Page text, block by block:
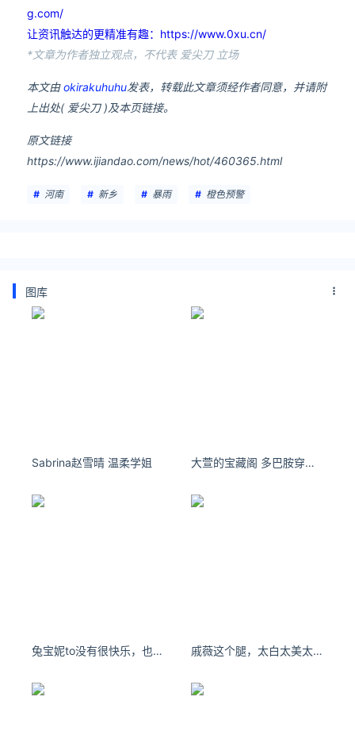
g.com/
让资讯触达的更精准有趣：https://www.0xu.cn/
*文章为作者独立观点，不代表 爱尖刀 立场
本文由okirakuhuhu发表，转载此文章须经作者同意，并请附
上出处( 爱尖刀 )及本页链接。
原文链接
https://www.ijiandao.com/news/hot/460365.html
河南 新乡 暴雨 橙色预警
图库
Sabrina赵雪晴 温柔学姐 大萱的宝藏阁 多巴胺穿搭！yyds泰裤辣
兔宝妮to没有很快乐，也没有不快乐。 戚薇这个腿，太白太美太直了～